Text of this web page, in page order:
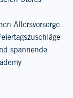
Altersvorsorge
spannende